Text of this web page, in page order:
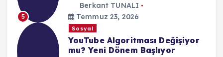
5
Berkant TUNALI
Temmuz 23, 2026
Sosyal
YouTube Algoritması Değişiyor
mu? Yeni Dönem Başlıyor